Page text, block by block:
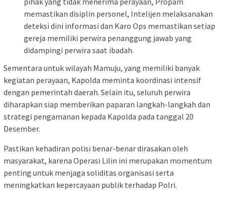
memastikan disiplin personel, Intelijen melaksanakan
deteksi dini informasi dan Karo Ops memastikan setiap
gereja memiliki perwira penanggung jawab yang
didampingi perwira saat ibadah.
Sementara untuk wilayah Mamuju, yang memiliki banyak
kegiatan perayaan, Kapolda meminta koordinasi intensif
dengan pemerintah daerah. Selain itu, seluruh perwira
diharapkan siap memberikan paparan langkah-langkah dan
strategi pengamanan kepada Kapolda pada tanggal 20
Desember.
Pastikan kehadiran polisi benar-benar dirasakan oleh
masyarakat, karena Operasi Lilin ini merupakan momentum
penting untuk menjaga soliditas organisasi serta
meningkatkan kepercayaan publik terhadap Polri.